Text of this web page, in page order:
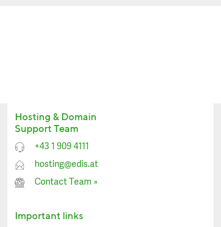
Hosting & Domain
Support Team
+43 1 909 4111
hosting@edis.at
Contact Team »
Important links